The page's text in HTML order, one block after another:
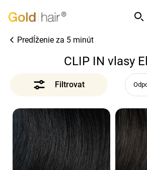
na
obsah
Predĺženie za 5 minút
CLIP IN vlasy
V
ý
p
s
Späť
Späť
r
e
b
u